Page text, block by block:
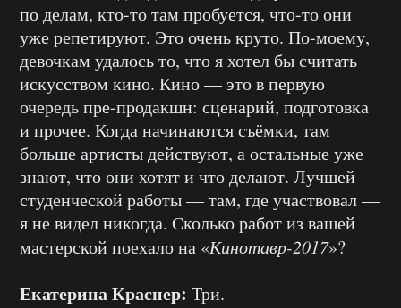
по делам, кто-то там пробуется, что-то они
уже репетируют. Это очень круто. По-моему,
девочкам удалось то, что я хотел бы считать
искусством кино. Кино — это в первую
очередь пре-продакшн: сценарий, подготовка
и прочее. Когда начинаются съёмки, там
больше артисты действуют, а остальные уже
знают, что они хотят и что делают. Лучшей
студенческой работы — там, где участвовал —
я не видел никогда. Сколько работ из вашей
мастерской поехало на «Кинотавр-2017»?
Екатерина Краснер: Три.